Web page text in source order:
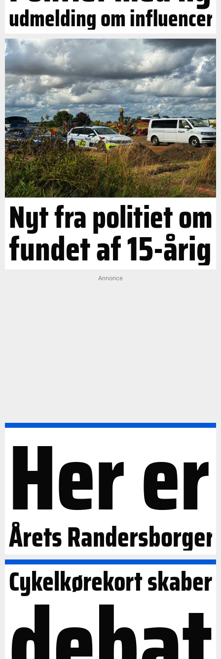
udmelding om influencer
Nyt fra politiet om
fundet af 15-årig
Annonce
Her er
Årets Randersborger
Cykelkørekort skaber